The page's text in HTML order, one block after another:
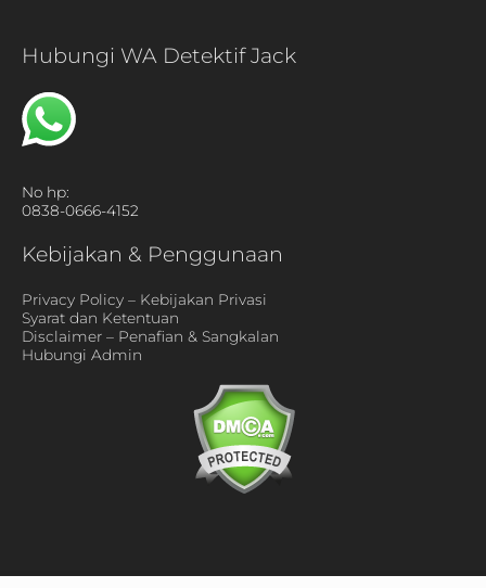
Hubungi WA Detektif Jack
No hp:
0838-0666-4152
Kebijakan & Penggunaan
Privacy Policy – Kebijakan Privasi
Syarat dan Ketentuan
Disclaimer – Penafian & Sangkalan
Hubungi Admin